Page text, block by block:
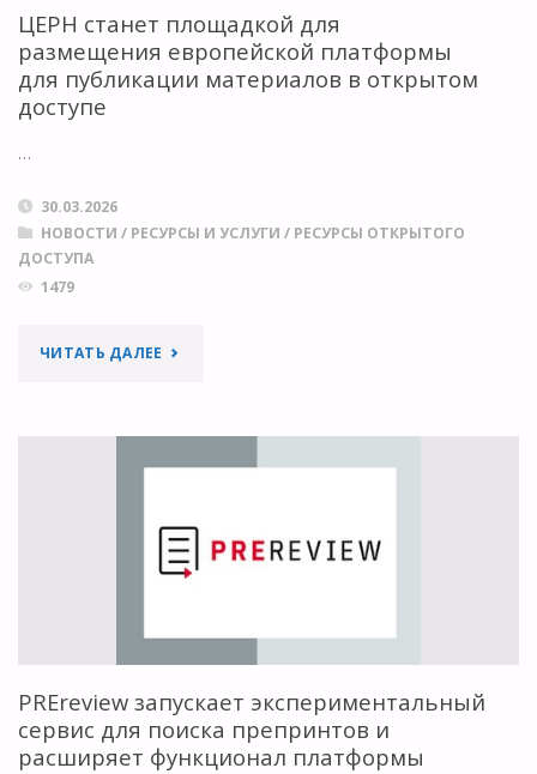
УДОБНО"
ЦЕРН станет площадкой для
размещения европейской платформы
для публикации материалов в открытом
доступе
…
30.03.2026
НОВОСТИ / РЕСУРСЫ И УСЛУГИ / РЕСУРСЫ ОТКРЫТОГО
ДОСТУПА
1479
ЧИТАТЬ ДАЛЕЕ "ЦЕРН
РАЗМЕЩЕНИЯ
ПЛАТФОРМЫ
ПУБЛИКАЦИИ
PREreview запускает экспериментальный
сервис для поиска препринтов и
расширяет функционал платформы